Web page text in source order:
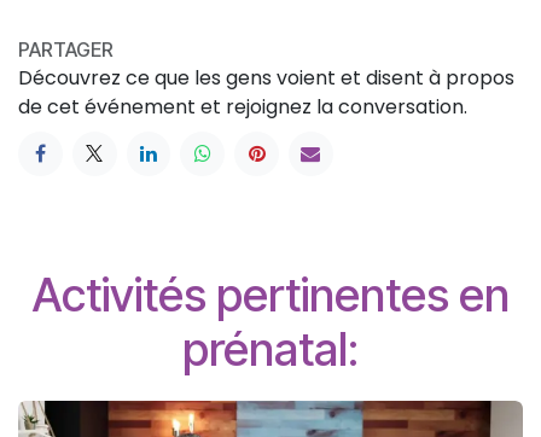
PARTAGER
Découvrez ce que les gens voient et disent à propos
de cet événement et rejoignez la conversation.
Activités pertinentes en
prénatal: